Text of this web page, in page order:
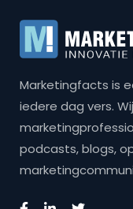
Marketingfacts is
iedere dag vers.
podcasts, blogs,